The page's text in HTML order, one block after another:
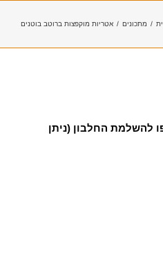
/ מתכונים / אטריות מוקפצות ברוטב בוטנים
להשלמת החלבון (ניתן